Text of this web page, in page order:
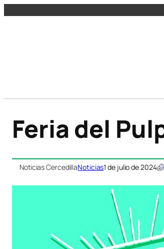
Feria del
Noticias CercedillaNoticias1 de julio de 2024